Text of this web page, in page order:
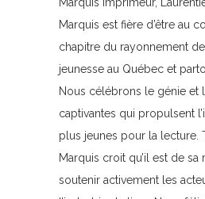
Marquis est fière d’être au
chapitre du rayonnement
jeunesse au Québec et
Nous célébrons le génie et
captivantes qui propulsent
plus jeunes pour la lecture.
Marquis croit qu’il est de
soutenir activement les